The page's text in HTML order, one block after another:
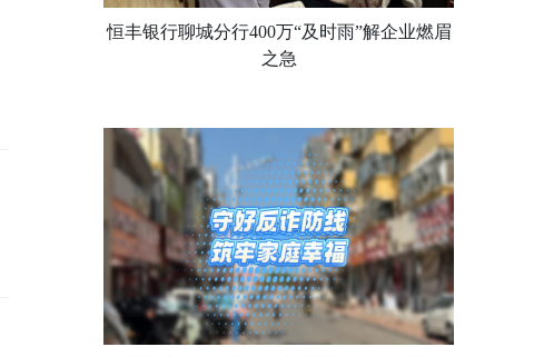
恒丰银行聊城分行400万“及时雨”解企业燃眉
之急